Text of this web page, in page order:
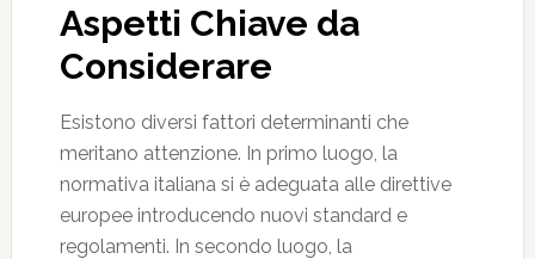
Aspetti Chiave da
Considerare
Esistono diversi fattori determinanti che
meritano attenzione. In primo luogo, la
normativa italiana si è adeguata alle direttive
europee introducendo nuovi standard e
regolamenti. In secondo luogo, la